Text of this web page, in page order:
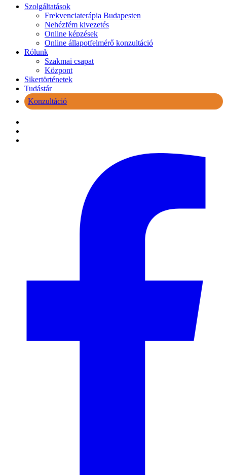
Close
Szolgáltatások
Frekvenciaterápia Budapesten
Nehézfém kivezetés
Online képzések
Online állapotfelmérő konzultáció
Rólunk
Szakmai csapat
Központ
Sikertörténetek
Tudástár
Konzultáció